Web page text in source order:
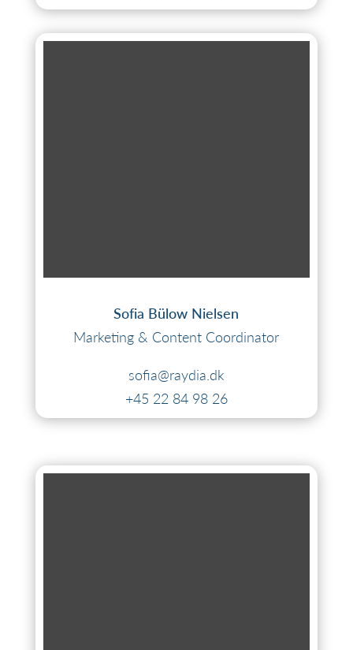
Sofia Bülow Nielsen
Marketing & Content Coordinator
sofia@raydia.dk
+45 22 84 98 26